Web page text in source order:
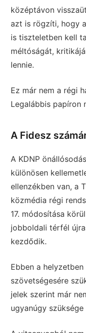
középtávon
azt is rögzíti, hogy
is tiszteletben kell
méltóságát,
lennie.
Ez már nem a régi
Legalábbis papíron
A Fidesz
A KDNP
különösen
ellenzékben van, a
közmédia régi
17. módosítása
jobboldali térfél
kezdődik.
Ebben a
szövetségesére
jelek szerint már
ugyanúgy